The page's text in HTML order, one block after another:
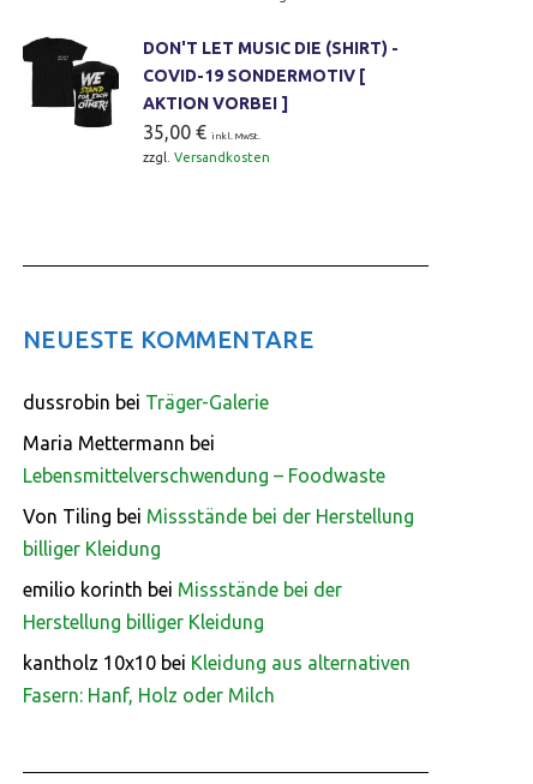
DON'T LET MUSIC DIE (SHIRT) -
COVID-19 SONDERMOTIV [
AKTION VORBEI ]
35,00 € inkl. MwSt.
zzgl. Versandkosten
NEUESTE KOMMENTARE
dussrobin bei Träger-Galerie
Maria Mettermann bei
Lebensmittelverschwendung – Foodwaste
Von Tiling bei Missstände bei der Herstellung
billiger Kleidung
emilio korinth bei Missstände bei der
Herstellung billiger Kleidung
kantholz 10x10 bei Kleidung aus alternativen
Fasern: Hanf, Holz oder Milch